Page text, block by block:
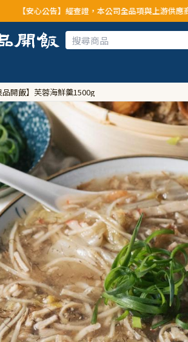
經查證，本公司全品項與上游供應商均未採用問題
品開飯】芙蓉海鮮羹1500g